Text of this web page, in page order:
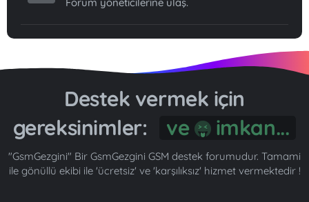
Destek vermek için
gereksinimler:
Gönül...
"GsmGezgini" Bir GsmGezgini GSM destek forumudur. Tamami
ile gönüllü ekibi ile 'ücretsiz' ve 'karşılıksız' hizmet vermektedir !